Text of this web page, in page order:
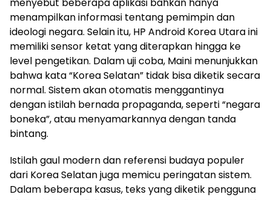
menyebut beberapa aplikasi bahkan hanya
menampilkan informasi tentang pemimpin dan
ideologi negara. Selain itu, HP Android Korea Utara ini
memiliki sensor ketat yang diterapkan hingga ke
level pengetikan. Dalam uji coba, Maini menunjukkan
bahwa kata “Korea Selatan” tidak bisa diketik secara
normal. Sistem akan otomatis menggantinya
dengan istilah bernada propaganda, seperti “negara
boneka”, atau menyamarkannya dengan tanda
bintang.
Istilah gaul modern dan referensi budaya populer
dari Korea Selatan juga memicu peringatan sistem.
Dalam beberapa kasus, teks yang diketik pengguna